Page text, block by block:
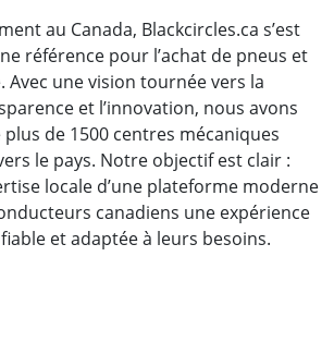
au Canada, Blackcircles.ca s’est
référence pour l’achat de pneus et
Avec une vision tournée vers la
et l’innovation, nous avons
de 1500 centres mécaniques
le pays. Notre objectif est clair :
locale d’une plateforme moderne
canadiens une expérience
et adaptée à leurs besoins.